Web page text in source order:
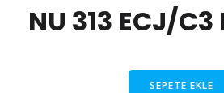
NU 313 ECJ/
SEPETE EKLE